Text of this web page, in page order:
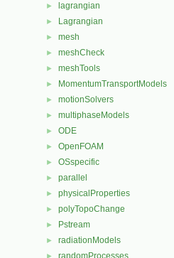
► lagrangian
► Lagrangian
► mesh
► meshCheck
► meshTools
► MomentumTransportModels
► motionSolvers
► multiphaseModels
► ODE
► OpenFOAM
► OSspecific
► parallel
► physicalProperties
► polyTopoChange
► Pstream
► radiationModels
randomProcesses